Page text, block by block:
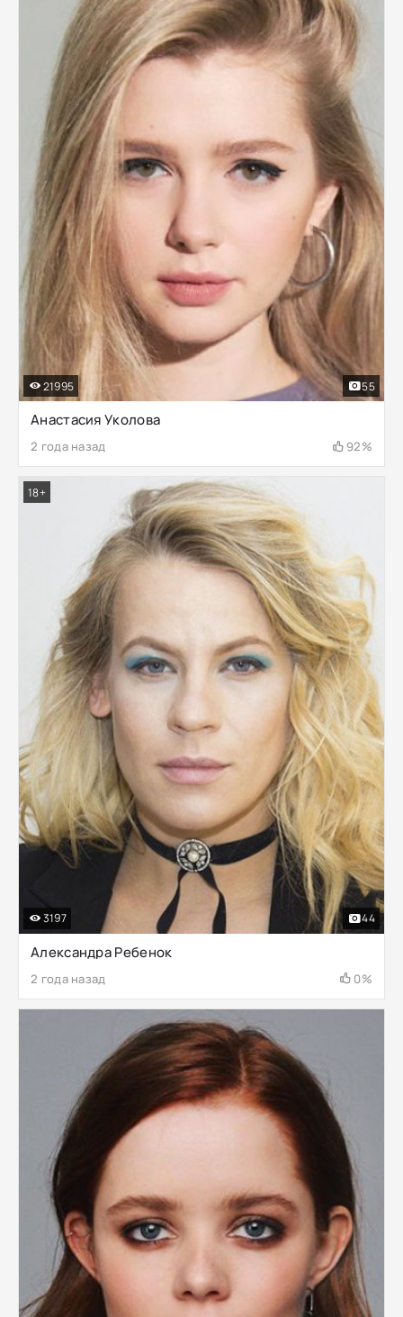
Анастасия Уколова
2 года назад 92%
21995 55
Александра Ребенок
2 года назад 0%
3197 44
18+